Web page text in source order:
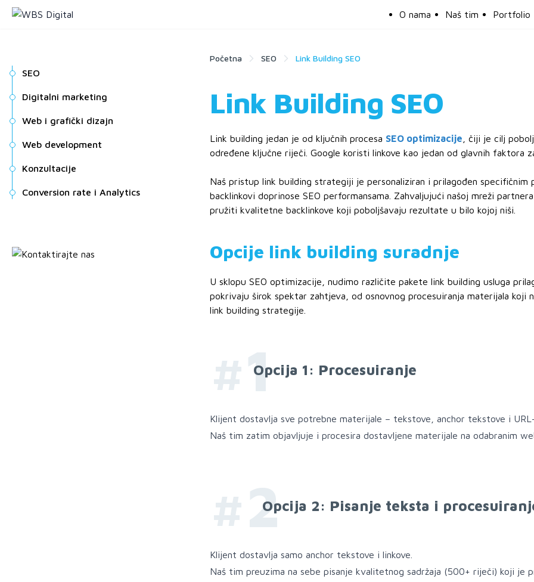
O nama Naš tim Portfolio
SEO
Digitalni marketing
Web i grafički dizajn
Web development
Konzultacije
Conversion rate i Analytics
Početna SEO Link Building SEO
Link Building SEO
Link building jedan je od ključnih procesa SEO optimizacije , čiji je cilj
određene ključne riječi. Google koristi linkove kao jedan od glavnih faktora
Naš pristup link building strategiji je personaliziran i prilagođen
backlinkovi doprinose SEO performansama. Zahvaljujući našoj mreži
pružiti kvalitetne backlinkove koji poboljšavaju rezultate u bilo kojoj niši.
Opcije link building suradnje
U sklopu SEO optimizacije, nudimo različite pakete link building usluga
pokrivaju širok spektar zahtjeva, od osnovnog procesuiranja materijala
link building strategije.
#1Opcija 1: Procesuiranje
Klijent dostavlja sve potrebne materijale – tekstove, anchor tekstove i
Naš tim zatim objavljuje i procesira dostavljene materijale na odabranim
#2Opcija 2: Pisanje teksta i
Klijent dostavlja samo anchor tekstove i linkove.
Naš tim preuzima na sebe pisanje kvalitetnog sadržaja (500+ riječi) koji je